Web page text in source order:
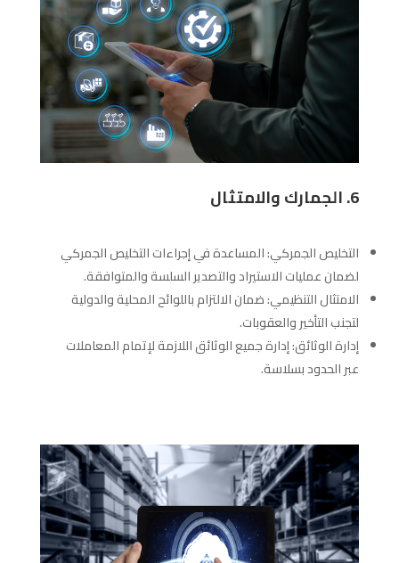
6. الجمارك والامتثال
التخليص الجمركي: المساعدة في إجراءات التخليص الجمركي
لضمان عمليات الاستيراد والتصدير السلسة والمتوافقة.
الامتثال التنظيمي: ضمان الالتزام باللوائح المحلية والدولية
لتجنب التأخير والعقوبات.
إدارة الوثائق: إدارة جميع الوثائق اللازمة لإتمام المعاملات
عبر الحدود بسلاسة.